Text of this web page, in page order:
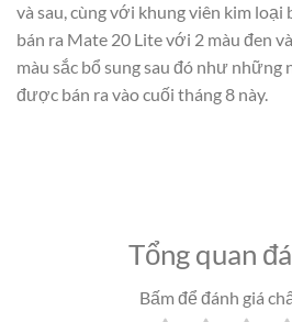
và sau, cùng với khung viên kim loại
bán ra Mate 20 Lite với 2 màu đen
màu sắc bổ sung sau đó như
được bán ra vào cuối tháng 8 này.
Tổng quan
Bấm để đánh giá